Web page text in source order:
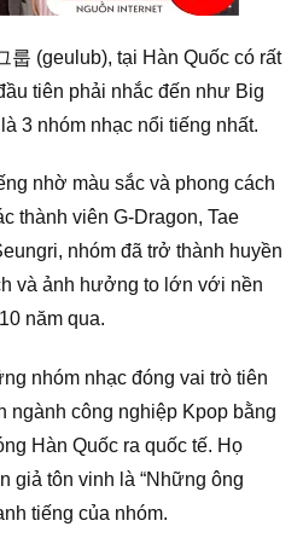
룹 (geulub), tại Hàn Quốc có rất
tiên phải nhắc đến như Big
3 nhóm nhạc nổi tiếng nhất.
nhờ màu sắc và phong cách
thành viên G-Dragon, Tae
nhóm đã trở thành huyền
và ảnh hưởng to lớn với nền
năm qua.
nhóm nhạc đóng vai trò tiên
ngành công nghiệp Kpop bằng
Hàn Quốc ra quốc tế. Họ
giả tôn vinh là “Những ông
tiếng của nhóm.